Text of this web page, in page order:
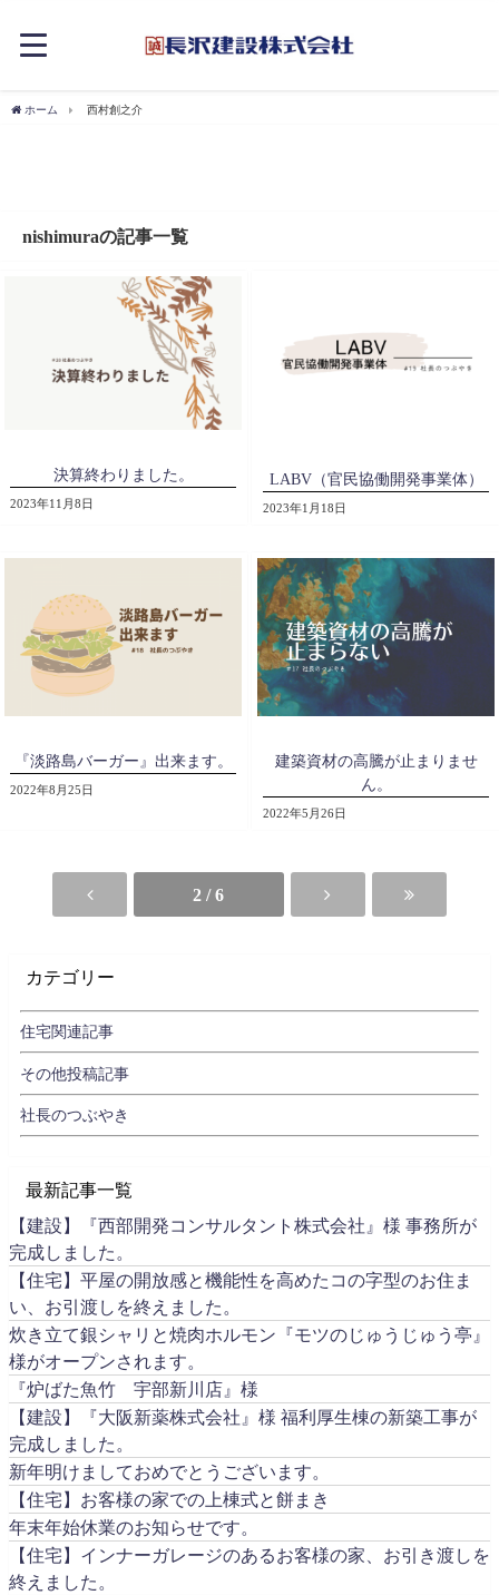
ホーム 西村創之介
nishimuraの記事一覧
決算終わりました。
2023年11月8日
LABV（官民協働開発事業体）
2023年1月18日
『淡路島バーガー』出来ます。
2022年8月25日
建築資材の高騰が止まりませ
ん。
2022年5月26日
2 / 6
カテゴリー
住宅関連記事
その他投稿記事
社長のつぶやき
最新記事一覧
【建設】『西部開発コンサルタント株式会社』様 事務所が
完成しました。
【住宅】平屋の開放感と機能性を高めたコの字型のお住ま
い、お引渡しを終えました。
炊き立て銀シャリと焼肉ホルモン『モツのじゅうじゅう亭』
様がオープンされます。
『炉ばた魚竹 宇部新川店』様
【建設】『大阪新薬株式会社』様 福利厚生棟の新築工事が
完成しました。
新年明けましておめでとうございます。
【住宅】お客様の家での上棟式と餅まき
年末年始休業のお知らせです。
【住宅】インナーガレージのあるお客様の家、お引き渡しを
終えました。